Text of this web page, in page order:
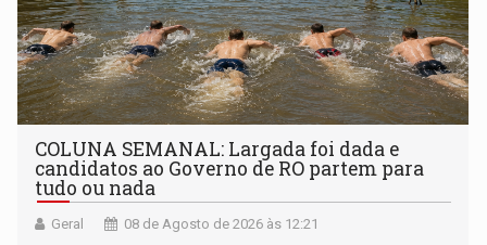
COLUNA SEMANAL: Largada foi dada e
candidatos ao Governo de RO partem para
tudo ou nada
Geral 08 de Agosto de 2026 às 12:21